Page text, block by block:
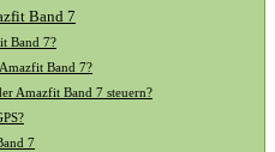
Band 7
Band 7?
Band 7?
Amazfit Band 7 steuern?
7